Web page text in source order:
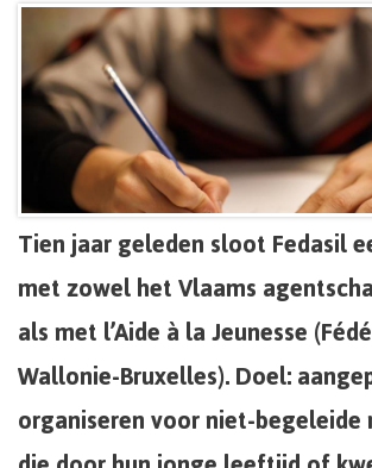
Tien jaar geleden sloot Fedasil
met zowel het Vlaams
als met l’Aide à la Jeunesse
Wallonie-Bruxelles). Doel:
organiseren voor niet-begeleide